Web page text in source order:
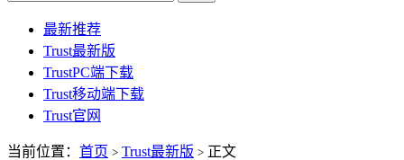
最新推荐
Trust最新版
TrustPC端下载
Trust移动端下载
Trust官网
当前位置： 首页 > Trust最新版 > 正文